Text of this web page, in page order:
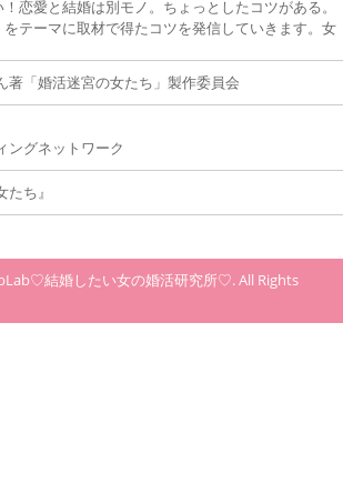
恋愛と結婚は別モノ。ちょっとしたコツがある。
テーマに取材で得たコツを発信していきます。女
著「婚活迷宮の女たち」製作委員会
ングネットワーク
ち』
結婚したい女の婚活研究所♡. All Rights